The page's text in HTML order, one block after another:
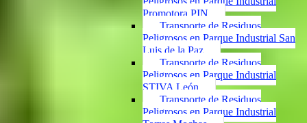
Promotora PIN
Transporte de Residuos
Peligrosos en Parque Industrial San
Luis de la Paz
Transporte de Residuos
Peligrosos en Parque Industrial
STIVA León
Transporte de Residuos
Peligrosos en Parque Industrial